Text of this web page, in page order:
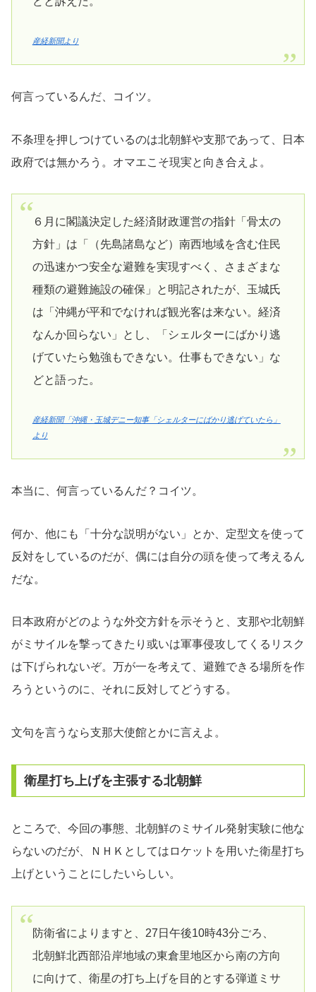
産経新聞より
何言っているんだ、コイツ。
不条理を押しつけているのは北朝鮮や支那であって、日本
政府では無かろう。オマエこそ現実と向き合えよ。
６月に閣議決定した経済財政運営の指針「骨太の
方針」は「（先島諸島など）南西地域を含む住民
の迅速かつ安全な避難を実現すべく、さまざまな
種類の避難施設の確保」と明記されたが、玉城氏
は「沖縄が平和でなければ観光客は来ない。経済
なんか回らない」とし、「シェルターにばかり逃
げていたら勉強もできない。仕事もできない」な
どと語った。
産経新聞「沖縄・玉城デニー知事「シェルターにばかり逃げていたら」
より
本当に、何言っているんだ？コイツ。
何か、他にも「十分な説明がない」とか、定型文を使って
反対をしているのだが、偶には自分の頭を使って考えるん
だな。
日本政府がどのような外交方針を示そうと、支那や北朝鮮
がミサイルを撃ってきたり或いは軍事侵攻してくるリスク
は下げられないぞ。万が一を考えて、避難できる場所を作
ろうというのに、それに反対してどうする。
文句を言うなら支那大使館とかに言えよ。
衛星打ち上げを主張する北朝鮮
ところで、今回の事態、北朝鮮のミサイル発射実験に他な
らないのだが、ＮＨＫとしてはロケットを用いた衛星打ち
上げということにしたいらしい。
防衛省によりますと、27日午後10時43分ごろ、
北朝鮮北西部沿岸地域の東倉里地区から南の方向
に向けて、衛星の打ち上げを目的とする弾道ミサ